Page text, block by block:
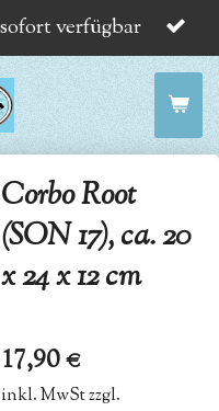
verfügbar
Corbo Root
(SON 17), ca. 20
x 24 x 12 cm
17,90 €
inkl. MwSt zzgl.